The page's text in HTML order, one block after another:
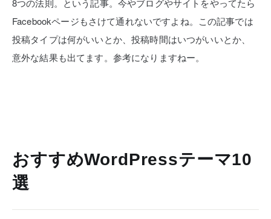
8つの法則。という記事。今やブログやサイトをやってたら
Facebookページもさけて通れないですよね。この記事では
投稿タイプは何がいいとか、投稿時間はいつがいいとか、
意外な結果も出てます。参考になりますねー。
おすすめWordPressテーマ10
選